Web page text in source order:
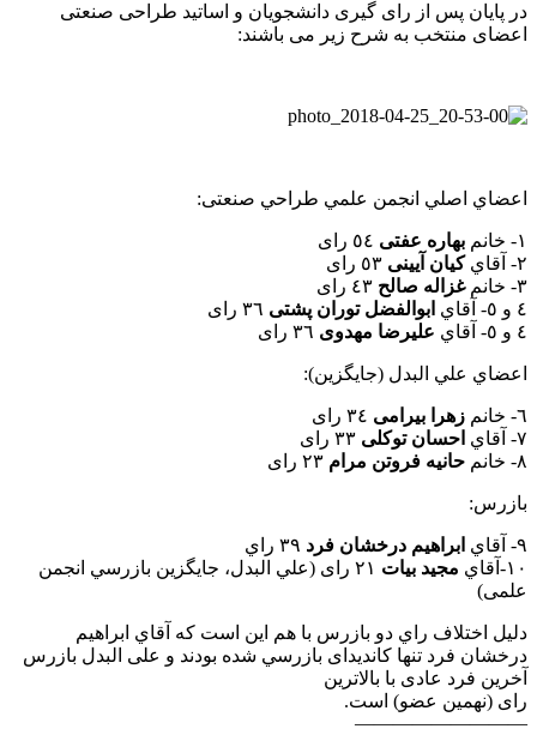
در پایان پس از رای گیری دانشجویان و اساتید طراحی صنعتی
اعضای منتخب به شرح زیر می باشند:
اعضاي اصلي انجمن علمي طراحي صنعتی:
١- خانم بهاره عفتی
٢- آقاي
كيان آيينی
٣- خانم
غزاله صالح
٤ و ٥- آقاي
ابوالفضل توران پشتی
٤ و ٥- آقاي
عليرضا مهدوی
اعضاي علي البدل (جايگزين):
٦- خانم زهرا بيرامی
٧- آقاي
احسان توكلی
٨- خانم
حانيه فروتن مرام
بازرس:
٩- آقاي ابراهيم درخشان فرد
١٠-آقاي
مجيد بيات
٢١ رای (علي البدل، جايگزين بازرسي انجمن
علمی)
دليل اختلاف راي دو بازرس با هم اين است كه آقاي ابراهيم
درخشان فرد تنها كانديدای بازرسي شده بودند و علی البدل بازرس
آخرين فرد عادی با بالاترين
رای (نهمين عضو) است.
—————————